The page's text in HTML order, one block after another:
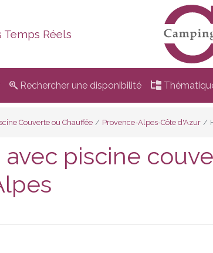
Réels
Rechercher une disponibilité
Couverte ou Chauffée Provence-Alpes-Côte d'Azur
piscine